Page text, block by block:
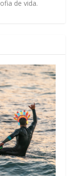
de vida.